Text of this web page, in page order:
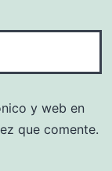
y web en
que comente.